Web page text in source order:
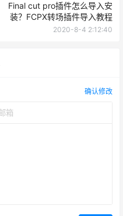
Final cut pro插件怎么导入安
装？FCPX转场插件导入教程
2020-8-4 2:12:40
确认修改